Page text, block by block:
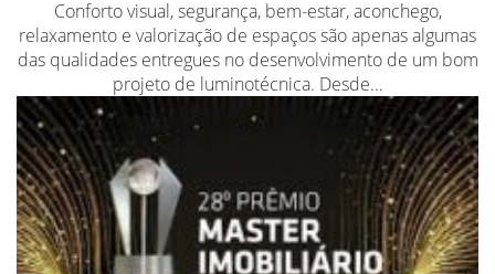
Conforto visual, segurança, bem-estar, aconchego,
relaxamento e valorização de espaços são apenas algumas
das qualidades entregues no desenvolvimento de um bom
projeto de luminotécnica. Desde...